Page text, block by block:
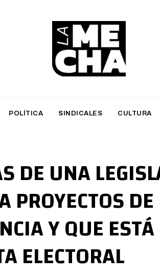
a
M
h
a
POLÍTICA SINDICALES CULTURA
DE UNA
PROYECTOS DE
Y QUE
ELECTORAL